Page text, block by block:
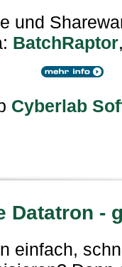
und
BatchRaptor
Cyberlab
Datatron -
einfach,